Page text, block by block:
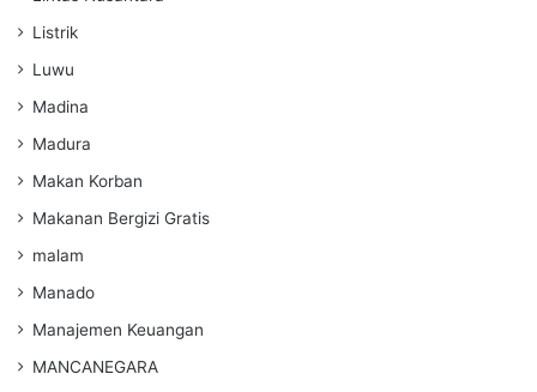
Listrik
Luwu
Madina
Madura
Makan Korban
Makanan Bergizi Gratis
malam
Manado
Manajemen Keuangan
MANCANEGARA